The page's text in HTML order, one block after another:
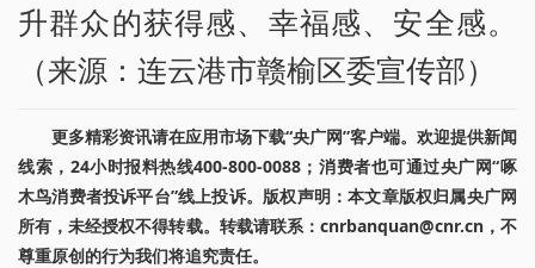
升群众的获得感、幸福感、安全感。
（来源：连云港市赣榆区委宣传部）
更多精彩资讯请在应用市场下载“央广网”客户端。欢迎提供新闻
线索，24小时报料热线400-800-0088；消费者也可通过央广网“啄
木鸟消费者投诉平台”线上投诉。版权声明：本文章版权归属央广网
所有，未经授权不得转载。转载请联系：cnrbanquan@cnr.cn，不
尊重原创的行为我们将追究责任。